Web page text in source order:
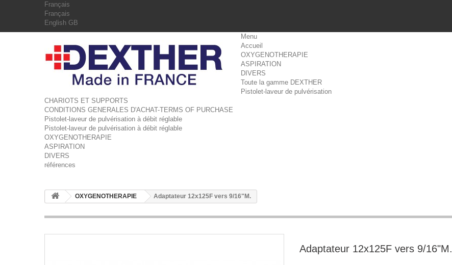
Français
Français
English GB
Menu
Accueil
OXYGENOTHERAPIE
ASPIRATION
DIVERS
Toute la gamme DEXTHER
Pistolet-laveur de pulvérisation
CHARIOTS ET SUPPORTS
CONDITIONS GENERALES D'ACHAT-TERMS OF PURCHASE
Pistolet-laveur de pulvérisation à débit réglable
Pistolet-laveur de pulvérisation à débit réglable
OXYGENOTHERAPIE
ASPIRATION
DIVERS
références
OXYGENOTHERAPIE Adaptateur 12x125F vers 9/16"M.
Adaptateur 12x125F vers 9/16"M.